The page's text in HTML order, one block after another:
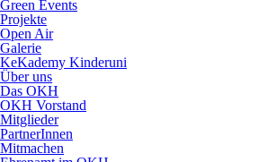
Green Events
Projekte
Open Air
Galerie
KeKademy Kinderuni
Über uns
Das OKH
OKH Vorstand
Mitglieder
PartnerInnen
Mitmachen